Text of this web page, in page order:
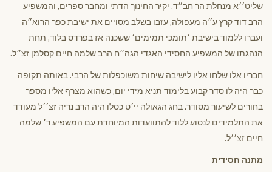
שליט׳׳א מנחלת הר חב״ד, יקיר החינוך הדתי ומחבר ספרים, והמשפיע
הרב דוד קרץ ע״ה מעפולה, עזבו בשלב מסויים את ישיבת כפר הרוא״ה
ועברו ללמוד בישיבת ׳תומכי תמימים׳ ששכנה אז בפרדס בלוד, תחת
הנהגתו של המשפיע החסידי האגדי הגה״ח הרב שלמה חיים קסלמן זצ״ל.
חבריו אלו שלחו אליו לישיבה שיחות משוכפלות של הרבי. באותה תקופה
כבר היה לו סדר קבוע בלימוד תניא מידי יום, כשהוא מצרף אליו מספר
בחורים לשיעור מסודר. בחג הגאולה יי׳ט כסלו היה הרב נריה זצ׳׳ל מעודד
את התלמידים לנסוע ללוד להתוועדות המיוחדת עם המשפיע ר׳ שלמה
חיים זצ׳׳ל.
מתנה חסידית